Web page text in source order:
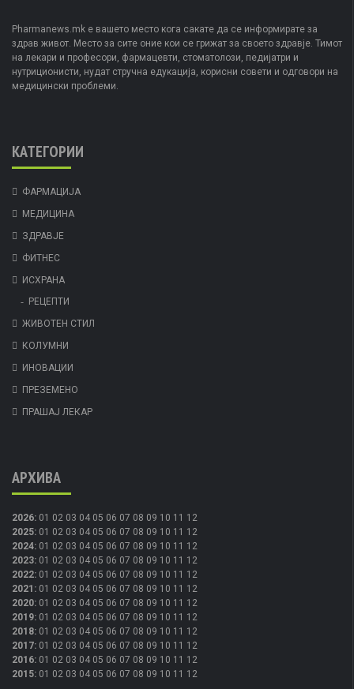
Pharmanews.mk е вашето место кога сакате да се информирате за
здрав живот. Место за сите оние кои се грижат за своето здравје. Тимот
на лекари и професори, фармацевти, стоматолози, педијатри и
нутриционисти, нудат стручна едукација, корисни совети и одговори на
медицински проблеми.
КАТЕГОРИИ
ФАРМАЦИЈА
МЕДИЦИНА
ЗДРАВЈЕ
ФИТНЕС
ИСХРАНА
РЕЦЕПТИ
ЖИВОТЕН СТИЛ
КОЛУМНИ
ИНОВАЦИИ
ПРЕЗЕМЕНО
ПРАШАЈ ЛЕКАР
АРХИВА
2026: 01 02 03 04 05 06 07 08 09 10 11 12
2025: 01 02 03 04 05 06 07 08 09 10 11 12
2024: 01 02 03 04 05 06 07 08 09 10 11 12
2023: 01 02 03 04 05 06 07 08 09 10 11 12
2022: 01 02 03 04 05 06 07 08 09 10 11 12
2021 : 01 02 03 04 05 06 07 08 09 10 11 12
2020: 01 02 03 04 05 06 07 08 09 10 11 12
2019: 01 02 03 04 05 06 07 08 09 10 11 12
2018: 01 02 03 04 05 06 07 08 09 10 11 12
2017: 01 02 03 04 05 06 07 08 09 10 11 12
2016: 01 02 03 04 05 06 07 08 09 10 11 12
2015: 01 02 03 04 05 06 07 08 09 10 11 12